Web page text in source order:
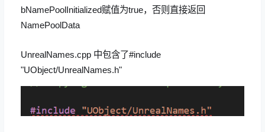
bNamePoolInitialized赋值为true，否则直接返回
NamePoolData
UnrealNames.cpp 中包含了#include
"UObject/UnrealNames.h"